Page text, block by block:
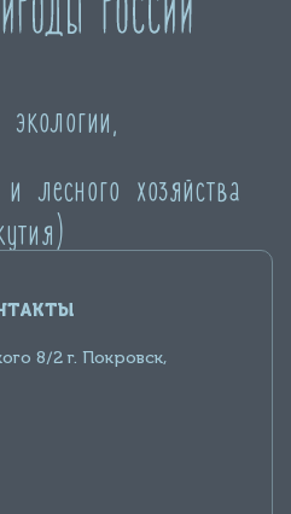
лесного хозяйства
8/2 г. Покровск,